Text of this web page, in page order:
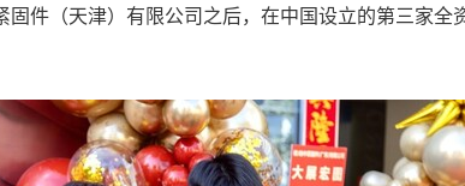
件（天津）有限公司之后，在中国设立的第三家全